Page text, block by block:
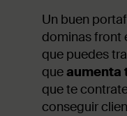
Un buen
dominas front
que puedes
queaumenta
que te
conseguir